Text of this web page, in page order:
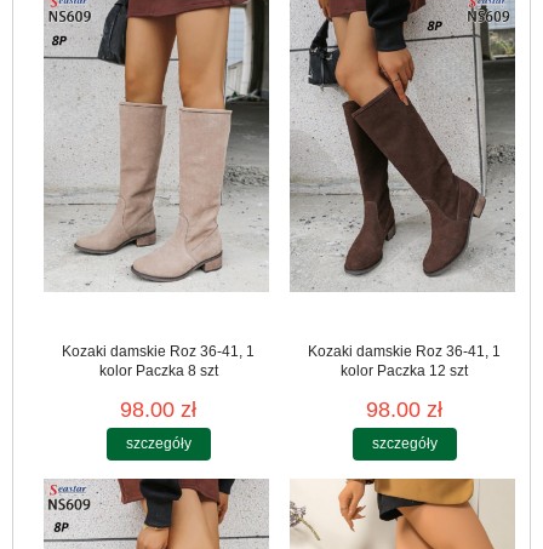
Kozaki damskie Roz 36-41, 1
kolor Paczka 8 szt
98.00 zł
szczegóły
Kozaki damskie Roz 36-41, 1
kolor Paczka 12 szt
98.00 zł
szczegóły